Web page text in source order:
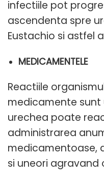
infectiile pot
ascendenta spre
Eustachio si astfel
MEDICAMENTELE
Reactiile
medicamente sunt
urechea poate
administrarea
medicamentoase,
si uneori